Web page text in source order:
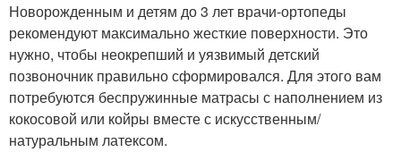
Новорожденным и детям до 3 лет врачи-ортопеды
рекомендуют максимально жесткие поверхности. Это
нужно, чтобы неокрепший и уязвимый детский
позвоночник правильно сформировался. Для этого вам
потребуются беспружинные матрасы с наполнением из
кокосовой или койры вместе с искусственным/
натуральным латексом.